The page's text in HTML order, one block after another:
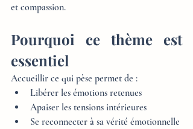
et compassion.
Pourquoi ce thème est
essentiel
Accueillir ce qui pèse permet de :
Libérer les émotions retenues
Apaiser les tensions intérieures
Se reconnecter à sa vérité émotionnelle